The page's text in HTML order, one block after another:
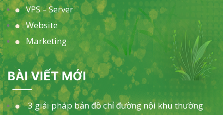
VPS – Server
Website
Marketing
BÀI VIẾT MỚI
3 giải pháp bản đồ chỉ đường nội khu thường